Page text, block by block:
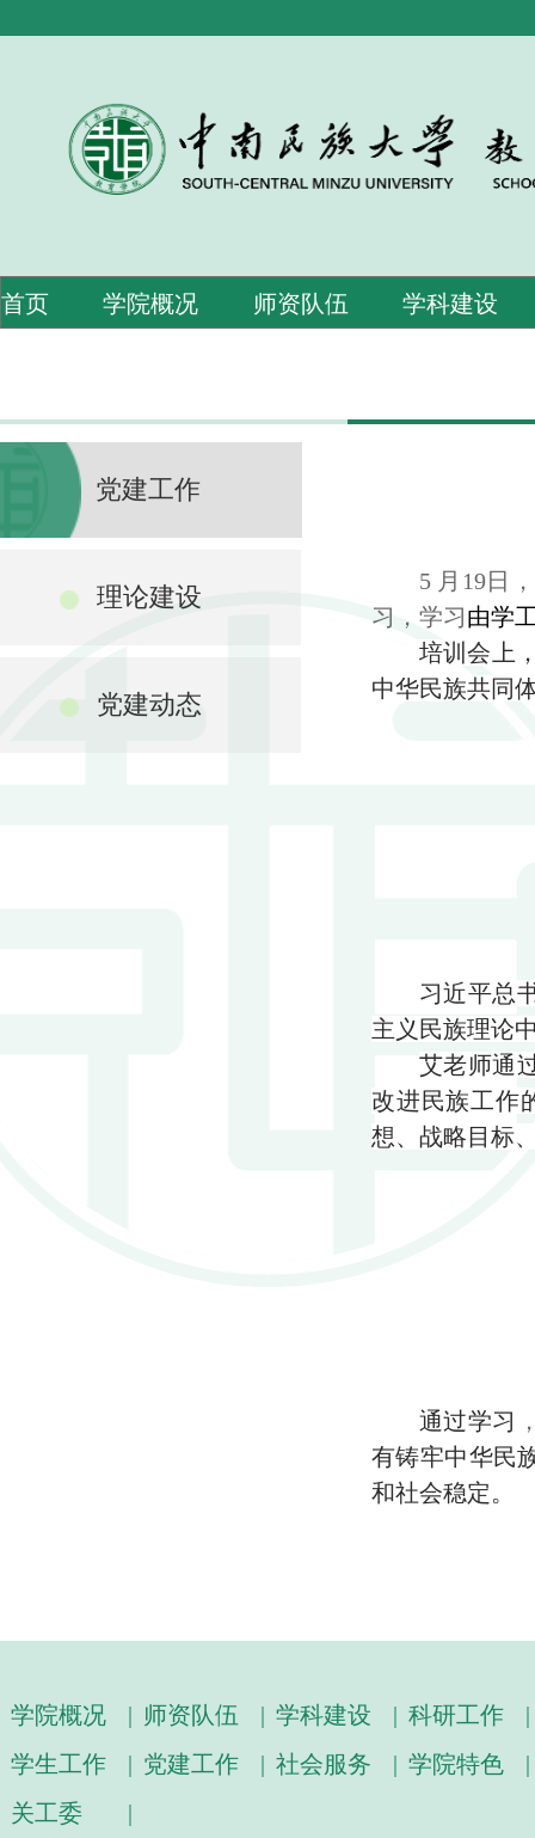
首页 学院概况 师资队伍 学科建设
党建工作
理论建设
党建动态
5 月 19日
习，学习由学
培训会上
中华民族共同
习近平总
主义民族理论
艾老师通
改进民族工作
想、战略目标
通过学习
有铸牢中华民
和社会稳定。
学院概况 | 师资队伍 | 学科建设 | 科研工作
|
学生工作
| 党建工作 | 社会服务 | 学院特色
|
关工委
|